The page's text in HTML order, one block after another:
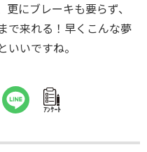
にブレーキも要らず、
で来れる！早くこんな夢
いですね。
ｱﾝｹｰﾄ